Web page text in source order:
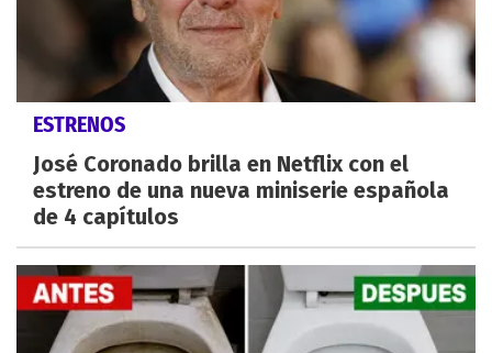
ESTRENOS
José Coronado brilla en Netflix con el
estreno de una nueva miniserie española
de 4 capítulos